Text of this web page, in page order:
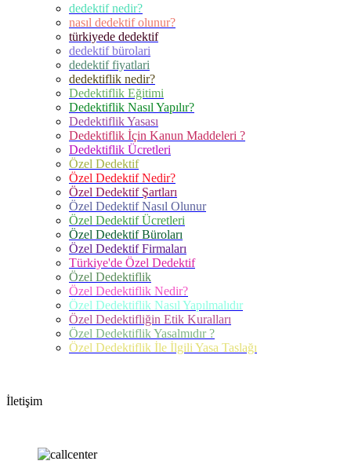
dedektif nedir?
nasıl dedektif olunur?
türkiyede dedektif
dedektif bürolari
dedektif fiyatlari
dedektiflik nedir?
Dedektiflik Eğitimi
Dedektiflik Nasıl Yapılır?
Dedektiflik Yasası
Dedektiflik İçin Kanun Maddeleri ?
Dedektiflik Ücretleri
Özel Dedektif
Özel Dedektif Nedir?
Özel Dedektif Şartları
Özel Dedektif Nasıl Olunur
Özel Dedektif Ücretleri
Özel Dedektif Büroları
Özel Dedektif Firmaları
Türkiye'de Özel Dedektif
Özel Dedektiflik
Özel Dedektiflik Nedir?
Özel Dedektiflik Nasıl Yapılmalıdır
Özel Dedektifliğin Etik Kuralları
Özel Dedektiflik Yasalmıdır ?
Özel Dedektiflik İle İlgili Yasa Taslağı
İletişim